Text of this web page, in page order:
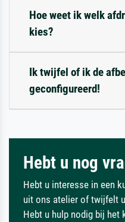
Hoe weet ik welk
kies?
Ik twijfel of ik de
geconfigureerd!
Hebt u nog
Hebt u interesse in een
uit ons atelier of twijfelt
Hebt u hulp nodig bij het